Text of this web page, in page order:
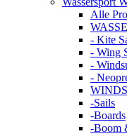
Alle
- Kite
- Wing
-
-
-Sails
-Boards
-Boom